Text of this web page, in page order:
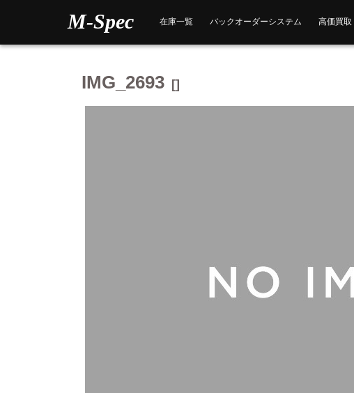
M-Spec 在庫一覧 バックオーダーシステム 高価買取
IMG_2693 []